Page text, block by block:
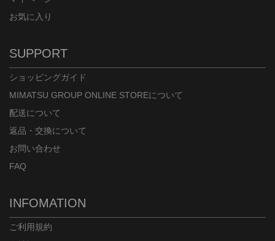
お気に入り
SUPPORT
ショッピングガイド
MIMATSU GROUP ONLINE STOREについて
配送について
返品・交換について
お問い合わせ
FAQ
INFOMATION
ご利用規約